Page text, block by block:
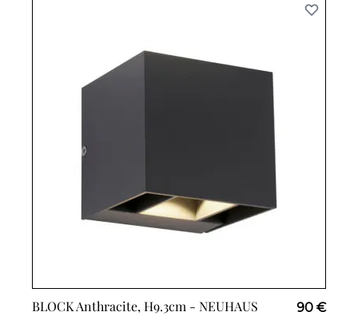
BLOCK Anthracite, H9.3cm - NEUHAUS 90 €